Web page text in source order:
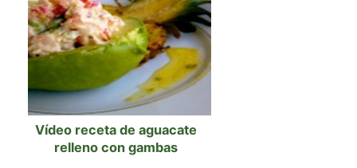
Vídeo receta de aguacate
relleno con gambas